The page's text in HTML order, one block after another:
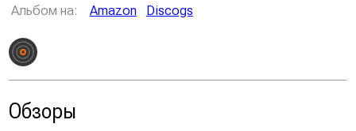
Альбом на:
Amazon Discogs
Обзоры